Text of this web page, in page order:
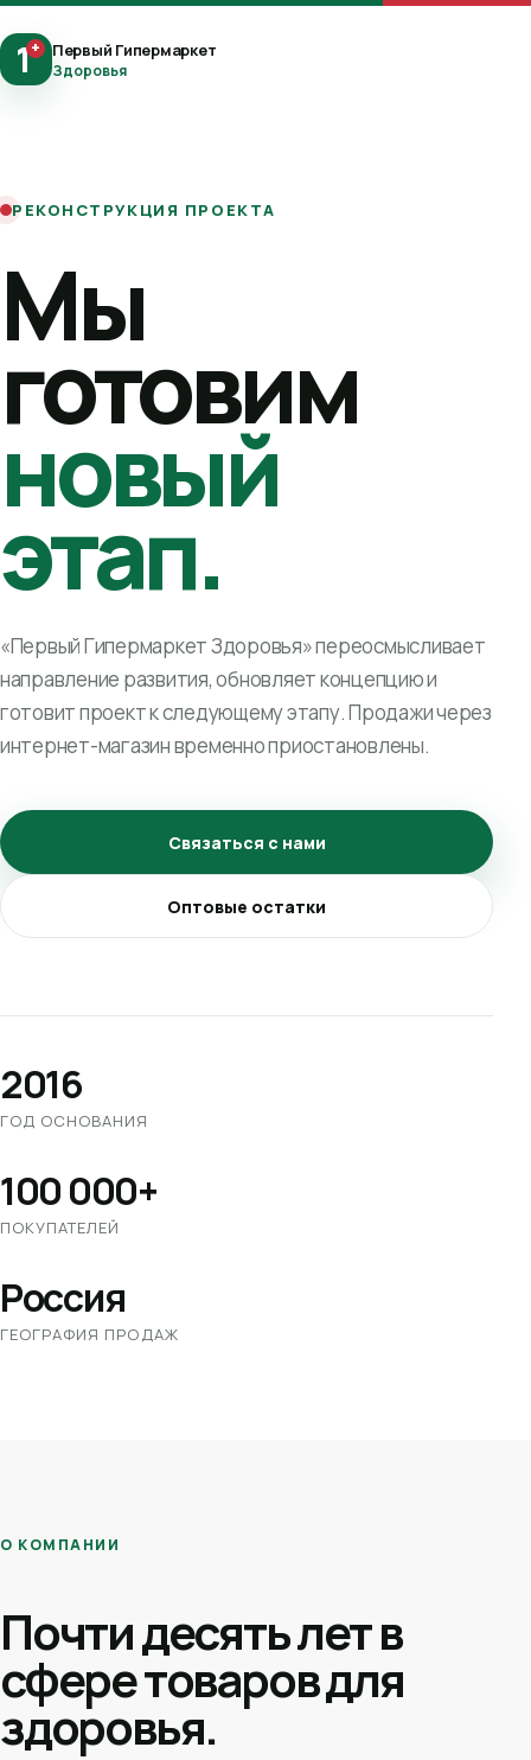
1+ Первый Гипермаркет
Здоровья
РЕКОНСТРУКЦИЯ ПРОЕКТА
Мы
готовим
новый
этап.
«Первый Гипермаркет Здоровья» переосмысливает
направление развития, обновляет концепцию и
готовит проект к следующему этапу. Продажи через
интернет-магазин временно приостановлены.
Связаться с нами
Оптовые остатки
2016
ГОД ОСНОВАНИЯ
100 000+
ПОКУПАТЕЛЕЙ
Россия
ГЕОГРАФИЯ ПРОДАЖ
О КОМПАНИИ
Почти десять лет в
сфере товаров для
здоровья.